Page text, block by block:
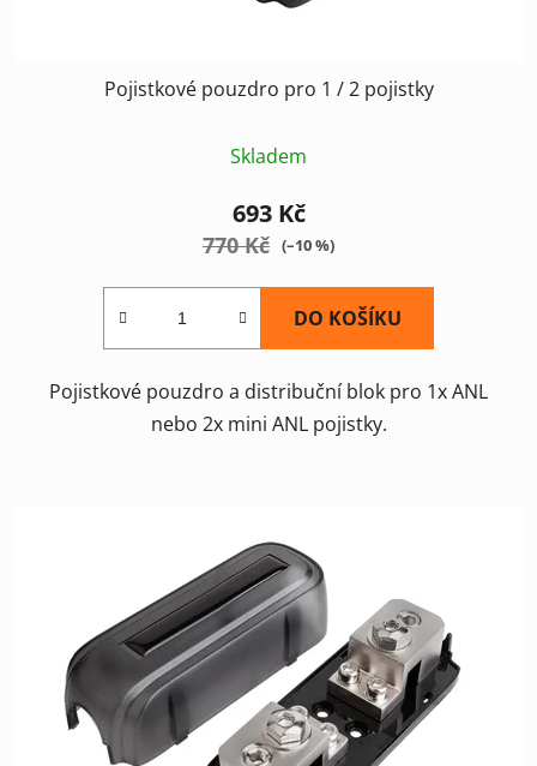
Pojistkové pouzdro pro 1 / 2 pojistky
Skladem
693 Kč
770 Kč (–10 %)
DO KOŠÍKU
Pojistkové pouzdro a distribuční blok pro 1x ANL
nebo 2x mini ANL pojistky.